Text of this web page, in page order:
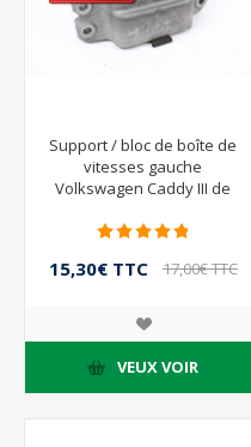
Support / bloc de boîte de
vitesses gauche
Volkswagen Caddy III de
15,30€ TTC 17,00€ TTC
VEUX VOIR